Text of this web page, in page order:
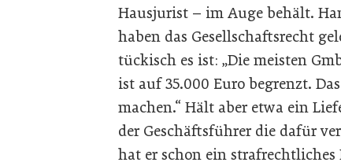
Hausjurist – im Auge behält.
haben das Gesellschaftsrecht
tückisch es ist: „Die meisten
ist auf 35.000 Euro begrenzt.
machen.“ Hält aber etwa ein
der Geschäftsführer die dafür
hat er schon ein strafrechtliches